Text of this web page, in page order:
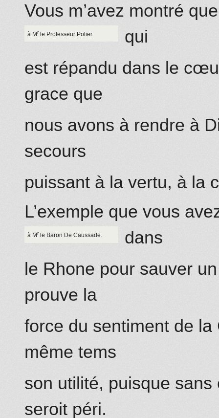
Vous m’avez montré
qui
à Mr le Professeur Polier.
est répandu dans le
grace que
nous avons à rendre à
secours
puissant à la vertu, à la
L’exemple que vous
dans
à Mr le Baron De Caussade.
le Rhone pour sauver
prouve la
force du sentiment de
même tems
son utilité, puisque
seroit péri.